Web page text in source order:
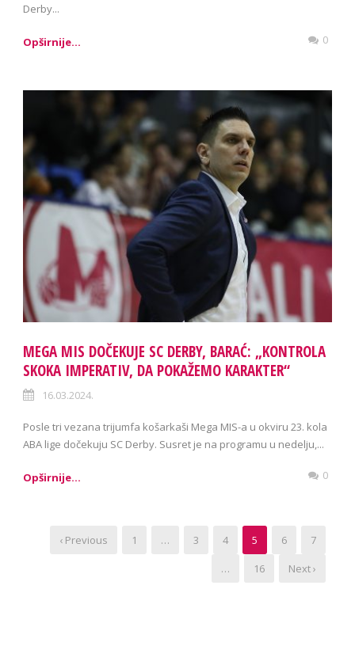
Derby...
Opširnije... 0
MEGA MIS DOČEKUJE SC DERBY, BARAĆ: „KONTROLA
SKOKA IMPERATIV, DA POKAŽEMO KARAKTER“
16.03.2024.
Posle tri vezana trijumfa košarkaši Mega MIS-a u okviru 23. kola
ABA lige dočekuju SC Derby. Susret je na programu u nedelju,...
Opširnije... 0
‹ Previous 1 … 3 4 5 6
7
…
16 Next ›